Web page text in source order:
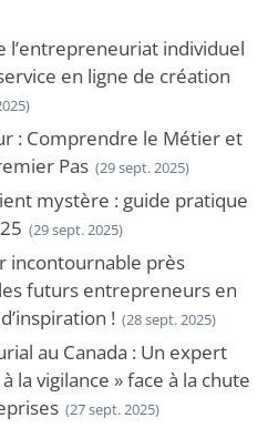
l’entrepreneuriat individuel
en ligne de création
: Comprendre le Métier et
Pas (29 sept. 2025)
mystère : guide pratique
(29 sept. 2025)
incontournable près
futurs entrepreneurs en
! (28 sept. 2025)
au Canada : Un expert
la vigilance » face à la chute
(27 sept. 2025)